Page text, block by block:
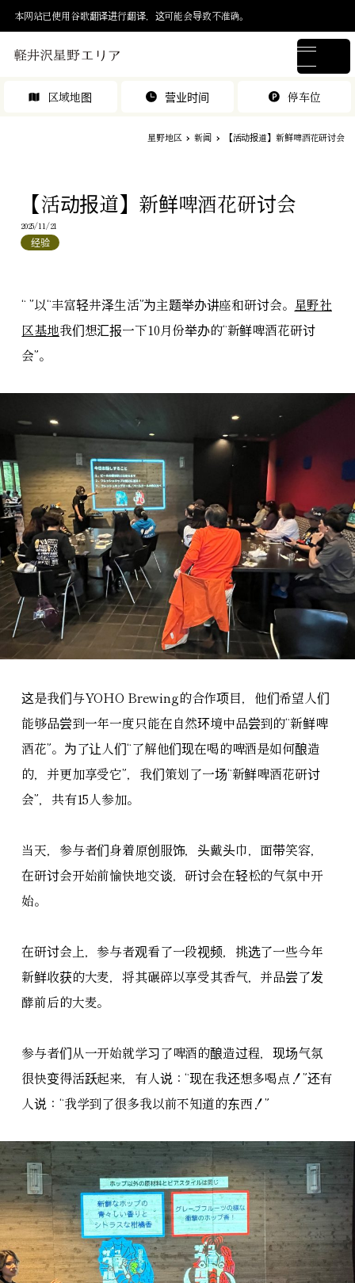
本网站已使用谷歌翻译进行翻译，这可能会导致不准确。
区域地图 营业时间 停车位
星野地区 新闻 【活动报道】新鲜啤酒花研讨会
【活动报道】新鲜啤酒花研讨会
2025/11/21
经验
“ ”以“丰富轻井泽生活”为主题举办讲座和研讨会。 星野社
区基地我们想汇报一下10月份举办的“新鲜啤酒花研讨
会”。
这是我们与YOHO Brewing的合作项目，他们希望人们
能够品尝到一年一度只能在自然环境中品尝到的“新鲜啤
酒花”。为了让人们“了解他们现在喝的啤酒是如何酿造
的，并更加享受它”，我们策划了一场“新鲜啤酒花研讨
会”，共有15人参加。
当天，参与者们身着原创服饰，头戴头巾，面带笑容，
在研讨会开始前愉快地交谈，研讨会在轻松的气氛中开
始。
在研讨会上，参与者观看了一段视频，挑选了一些今年
新鲜收获的大麦，将其碾碎以享受其香气，并品尝了发
酵前后的大麦。
参与者们从一开始就学习了啤酒的酿造过程，现场气氛
很快变得活跃起来，有人说：“现在我还想多喝点！”还有
人说：“我学到了很多我以前不知道的东西！”